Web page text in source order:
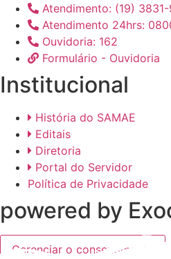
Atendimento: (19)
Atendimento 24hrs:
Ouvidoria: 162
Formulário - Ouvidoria
Institucional
História do SAMAE
Editais
Diretoria
Portal do Servidor
Política de Privacidade
powered by
Gerenciar o consentimento